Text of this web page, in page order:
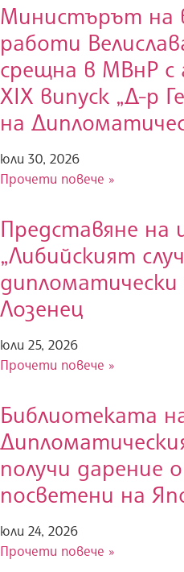
Министърът на
работи
срещна в МВнР
XIX випуск „Д-р
на
юли 30, 2026
Прочети повече »
Представяне на
„Либийският
дипломатически
Лозенец
юли 25, 2026
Прочети повече »
Библиотеката
получи дарение
посветени на
юли 24, 2026
Прочети повече »